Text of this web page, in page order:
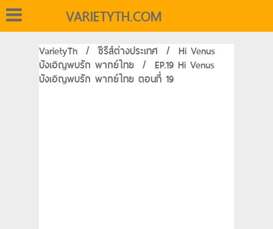
VARIETYTH.COM
VarietyTh / ซีรีส์ต่างประเทศ / Hi Venus
บังเอิญพบรัก พากย์ไทย / EP.19 Hi Venus
บังเอิญพบรัก พากย์ไทย ตอนที่ 19